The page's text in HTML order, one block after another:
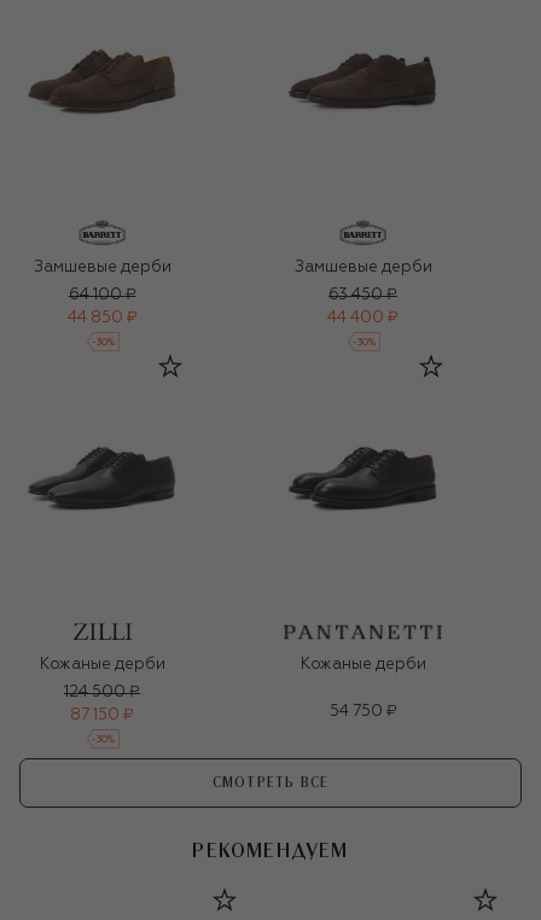
Замшевые дерби
64 100 ₽
44 850 ₽
-30%
Замшевые дерби
63 450 ₽
44 400 ₽
-30%
Кожаные дерби
124 500 ₽
87 150 ₽
-30%
Кожаные дерби
54 750 ₽
СМОТРЕТЬ ВСЕ
РЕКОМЕНДУЕМ